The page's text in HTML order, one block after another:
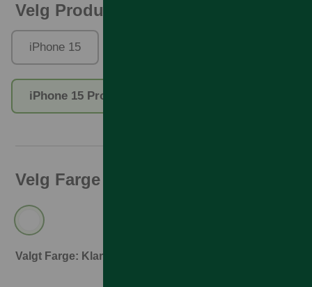
Velg Produktfamilie
iPhone 15
iPhone 15 Pro
Velg Farge
Valgt Farge: Klar